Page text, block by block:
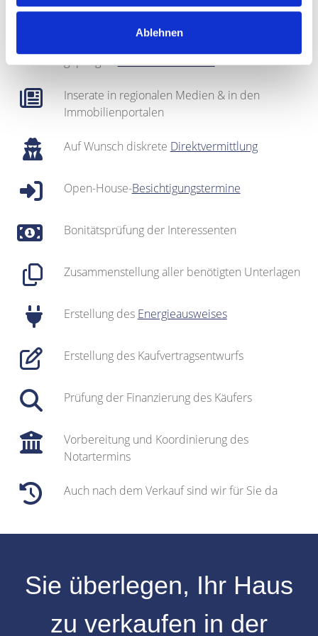
Ablehnen
gepflegterInteressentenkartei
Inserate in regionalen Medien & in den
Immobilienportalen
Auf Wunsch diskrete Direktvermittlung
Open-House-Besichtigungstermine
Bonitätsprüfung der Interessenten
Zusammenstellung aller benötigten Unterlagen
Erstellung des Energieausweises
Erstellung des Kaufvertragsentwurfs
Prüfung der Finanzierung des Käufers
Vorbereitung und Koordinierung des
Notartermins
Auch nach dem Verkauf sind wir für Sie da
Sie überlegen, Ihr Haus
zu verkaufen in der